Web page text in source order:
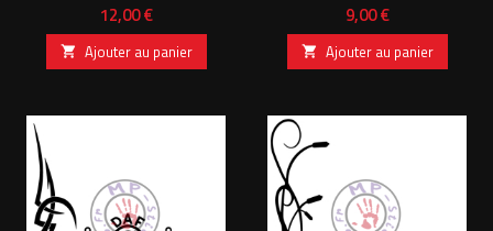
Prix
12,00 €
 Ajouter au panier
Prix
9,00 €
 Ajouter au panier